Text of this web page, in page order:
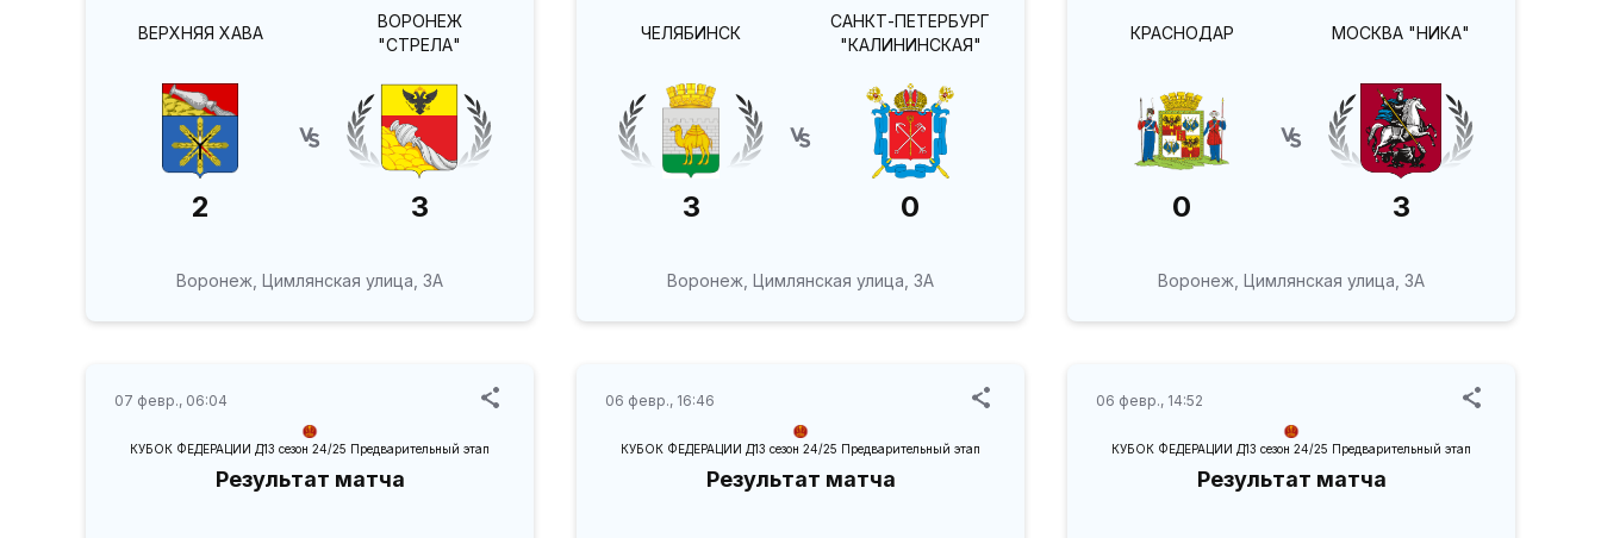
ВЕРХНЯЯ ХАВА
2
ВОРОНЕЖ
"СТРЕЛА"
3
Воронеж, Цимлянская улица, 3А
ЧЕЛЯБИНСК
3
САНКТ-ПЕТЕРБУРГ
"КАЛИНИНСКАЯ"
0
Воронеж, Цимлянская улица, 3А
КРАСНОДАР
0
МОСКВА "НИКА"
3
Воронеж, Цимлянская улица, 3А
07 февр., 06:04
КУБОК ФЕДЕРАЦИИ Д13 сезон 24/25 Предварительный этап
Результат матча
06 февр., 16:46
КУБОК ФЕДЕРАЦИИ Д13 сезон 24/25 Предварительный этап
Результат матча
06 февр., 14:52
КУБОК ФЕДЕРАЦИИ Д13 сезон 24/25 Предварительный этап
Результат матча